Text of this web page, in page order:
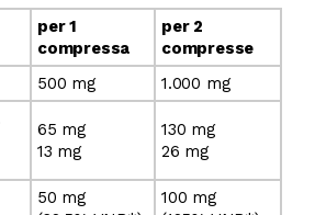
per 1
compressa
per 2
compresse
500 mg
1.000 mg
65 mg
13 mg
130 mg
26 mg
50 mg
100 mg